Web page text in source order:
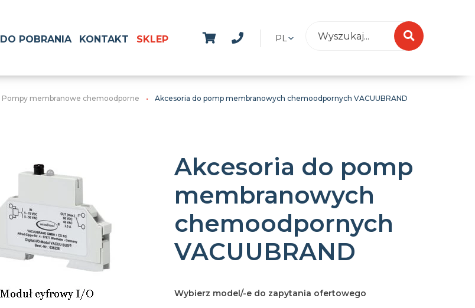
PL
DO POBRANIA KONTAKT SKLEP
Pompy membranowe chemoodporne Akcesoria do pomp membranowych chemoodpornych VACUUBRAND
Akcesoria do pomp
membranowych
chemoodpornych
VACUUBRAND
Wybierz model/-e do zapytania ofertowego